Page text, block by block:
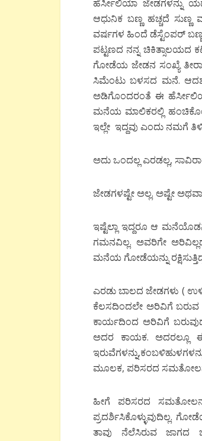
ಹೆರ್ಸೀಲಿಯಾ ಜೇಡಗಳನ್ನು
ಆಧುನಿಕ ಬಣ್ಣ ಹಚ್ಚದೆ
ವರ್ಷಗಳ ಹಿಂದೆ ಡೆಸ್ಟೆಂಪರ್
ಪಟ್ಟಣದ ನನ್ನ ಚಿಕಿತ್ಸಾಲಯದ
ಗೋಡೆಯ ಜೇಡನ ಸಂಖ್ಯೆ
ಸಿಮೆಂಟು ಬಳಸದ ಮನೆ.
ಅಡಿಗೊಂದರಂತೆ ಈ
ಮನೆಯ ಮಾಲಿಕರಲ್ಲಿ
ಇಲ್ಲೇ ಇದ್ದವು ಎಂದು ನಮಗೆ
ಅದು ಒಂದಲ್ಲ ಎರಡಲ್ಲ,
ಜೇಡಗಳಷ್ಟೇ ಅಲ್ಲ. ಅಷ್ಟೇ
ಇಷ್ಟೆಲ್ಲಾ ಇದ್ದರೂ ಆ
ಗಮನವಿಲ್ಲ. ಅವರಿಗೇ
ಮನೆಯ ಗೋಡೆಯನ್ನು
ಎರಡು ಬಾಲದ ಜೇಡಗಳು (
ಕೆಲಸದಿಂದಲೇ ಅರಿವಿಗೆ ಬರುವ
ಕಾರ್ಯದಿಂದ ಅರಿವಿಗೆ
ಅದರ ಕಾಯಕ. ಅದರಲ್ಲೂ
ಮೂಲಕ, ಪರಿಸರದ
ಹೀಗೆ ಪರಿಸರದ
ಪ್ರದರ್ಶಿಸಿಕೊಳ್ಳುವುದಿಲ್ಲ.
ತಾವು ನೆಲೆಸಿರುವ ಜಾಗದ